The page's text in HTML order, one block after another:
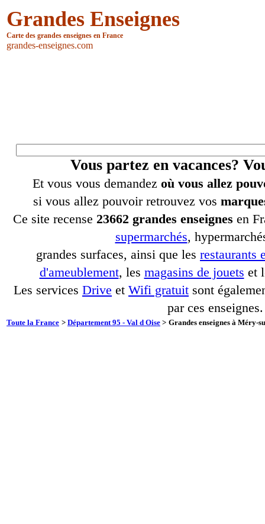
Grandes Enseignes
Carte des grandes enseignes en France
grandes-enseignes.com
Vous partez en vacances?
Et vous vous demandez où vous allez
si vous allez pouvoir retrouvez vos
Ce site recense 23662 grandes enseignes en
supermarchés,
grandes surfaces, ainsi que les restaurants
d'ameublement, les magasins de jouets et
Les services Drive et Wifi gratuit sont
par ces enseignes.
Toute la France > Département 95 - Val d Oise > Grandes enseignes à Méry-